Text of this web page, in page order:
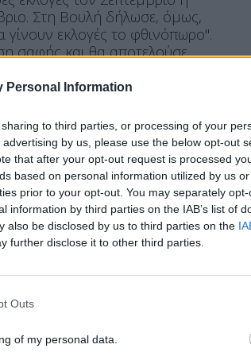
Personal Information
to third parties, or processing of your
by us, please use the below opt-out
that after your opt-out request is processed
based on personal information utilized by us
prior to your opt-out. You may separately
information by third parties on the IAB’s list of
also be disclosed by us to third parties on the
further disclose it to other third parties.
Outs
of my personal data.
Στη Βουλή δήλωσε, όμως,
γίνουν εκλογές το φθινόπωρο".
σαφής και θα αποτελούσε
πέραν του ότι θα πρόδιδε
ένα ακόμα
κοντά στην ΕΛΑΣ ο